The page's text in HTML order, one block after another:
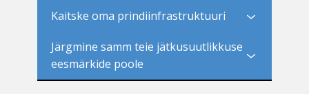
Kaitske oma prindiinfrastruktuuri
Järgmine samm teie jätkusuutlikkuse
eesmärkide poole